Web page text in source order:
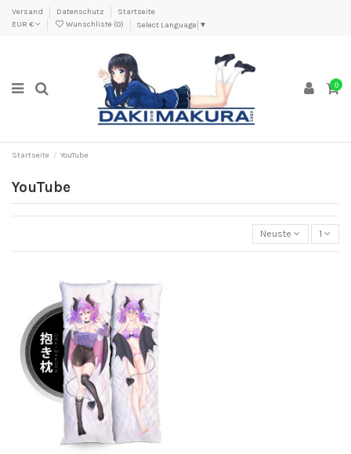
Versand Datenschutz
Startseite
EUR €
Wunschliste (0) Select Language ▼
0
Startseite YouTube
YouTube
Neuste 1